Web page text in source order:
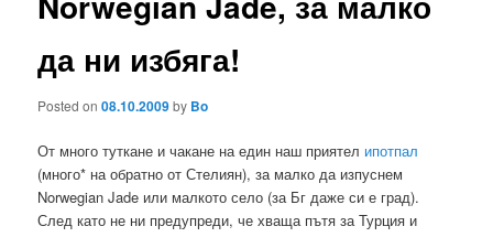
да ни избяга!
Posted on08.10.2009by Bo
От много туткане и чакане на един наш приятел ипотпал
(много* на обратно от Стелиян), за малко да изпуснем
Norwegian Jade или малкото село (за Бг даже си е град).
След като не ни предупреди, че хваща пътя за Турция и